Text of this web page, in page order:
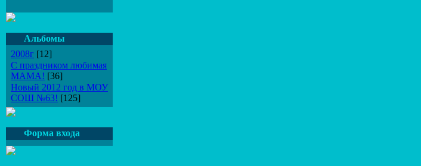
Альбомы
2008г [12]
С праздником любимая
МАМА! [36]
Новый 2012 год в МОУ
СОШ №63! [125]
Форма входа